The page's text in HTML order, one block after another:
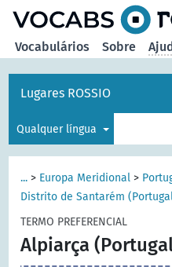
Vocabulários Sobre
Lugares ROSSIO
Qualquer língua
... > Europa Meridional >
Distrito de Santarém
TERMO PREFERENCIAL
Alpiarça